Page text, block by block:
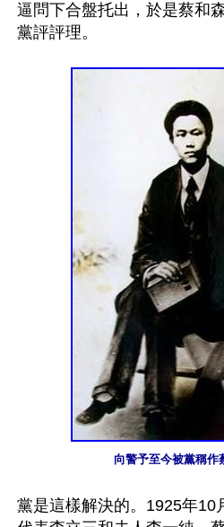
逼問下合盤托出，於是蔡和
黨評評理。
向警予至今被黨稱作
黨是這樣解決的。1925年10